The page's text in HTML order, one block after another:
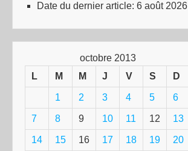
Date du dernier article: 6 août 2026
octobre 2013
L
M M J V S D
1 2 3 4 5 6
7 8 9 10 11 12 13
14 15 16 17 18 19 20